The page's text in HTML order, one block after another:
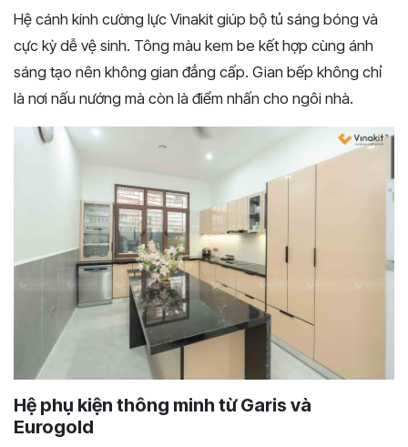
Hệ cánh kính cường lực Vinakit giúp bộ tủ sáng bóng và
cực kỳ dễ vệ sinh. Tông màu kem be kết hợp cùng ánh
sáng tạo nên không gian đẳng cấp. Gian bếp không chỉ
là nơi nấu nướng mà còn là điểm nhấn cho ngôi nhà.
Hệ phụ kiện thông minh từ Garis và
Eurogold